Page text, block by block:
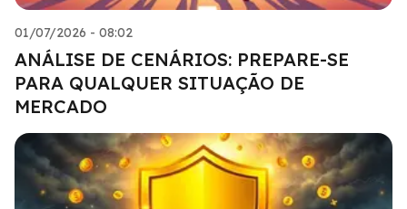
01/07/2026 - 08:02
ANÁLISE DE CENÁRIOS: PREPARE-SE
PARA QUALQUER SITUAÇÃO DE
MERCADO